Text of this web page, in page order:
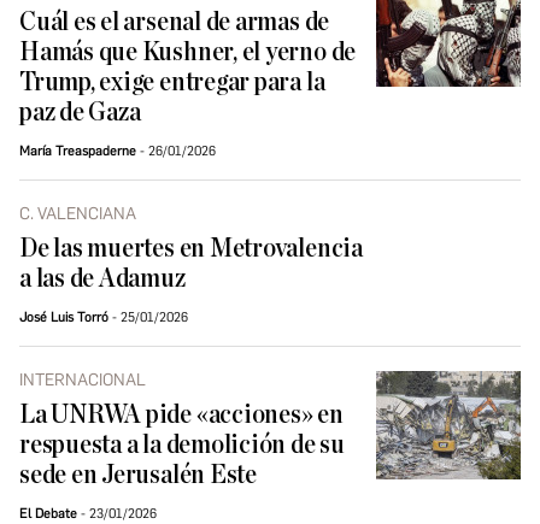
Cuál es el arsenal de armas de
Hamás que Kushner, el yerno de
Trump, exige entregar para la
paz de Gaza
María Treaspaderne 26/01/2026
C. VALENCIANA
De las muertes en Metrovalencia
a las de Adamuz
José Luis Torró 25/01/2026
INTERNACIONAL
La UNRWA pide «acciones» en
respuesta a la demolición de su
sede en Jerusalén Este
El Debate 23/01/2026